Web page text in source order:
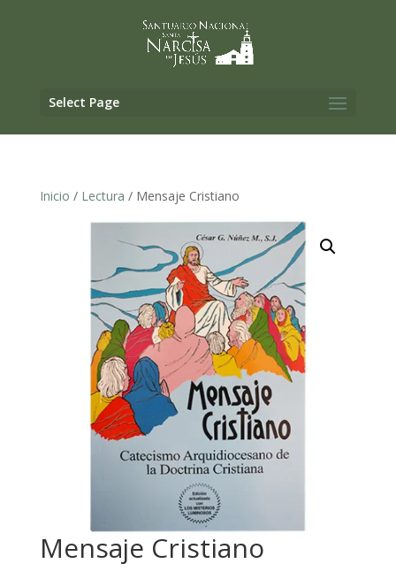
Select Page
Inicio / Lectura / Mensaje Cristiano
Mensaje Cristiano